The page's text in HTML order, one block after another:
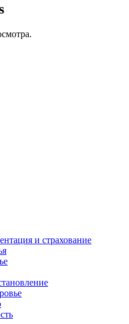
и страхование